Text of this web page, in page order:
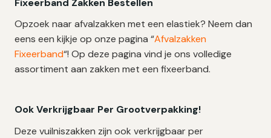
Fixeerband Zakken Bestellen
Opzoek naar afvalzakken met een elastiek? Neem dan
eens een kijkje op onze pagina “Afvalzakken
Fixeerband“! Op deze pagina vind je ons volledige
assortiment aan zakken met een fixeerband.
Ook Verkrijgbaar Per Grootverpakking!
Deze vuilniszakken zijn ook verkrijgbaar per